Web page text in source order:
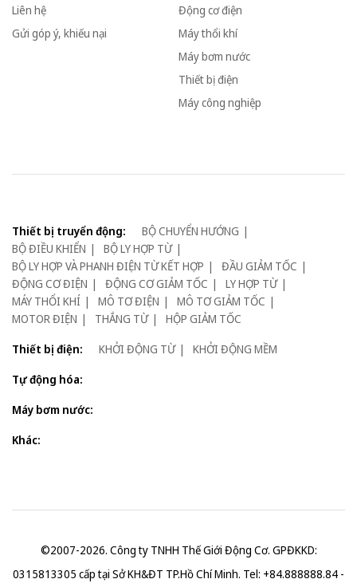
Liên hệ
Gửi góp ý, khiếu nại
Động cơ điện
Máy thổi khí
Máy bơm nước
Thiết bị điện
Máy công nghiệp
Thiết bị truyển động:
BỘ CHUYỂN HƯỚNG
BỘ ĐIỀU KHIỂN
BỘ LY HỢP TỪ
BỘ LY HỢP VÀ PHANH ĐIỆN TỪ KẾT HỢP
ĐẦU GIẢM TỐC
ĐỘNG CƠ ĐIỆN
ĐỘNG CƠ GIẢM TỐC
LY HỢP TỪ
MÁY THỔI KHÍ
MÔ TƠ ĐIỆN
MÔ TƠ GIẢM TỐC
MOTOR ĐIỆN
THẮNG TỪ
HỘP GIẢM TỐC
Thiết bị điện:
KHỞI ĐỘNG TỪ
KHỞI ĐỘNG MỀM
Tự động hóa:
Máy bơm nước:
Khác:
©2007-2026. Công ty TNHH Thế Giới Động Cơ. GPĐKKD:
0315813305 cấp tại Sở KH&ĐT TP.Hồ Chí Minh. Tel: +84.888888.84 -